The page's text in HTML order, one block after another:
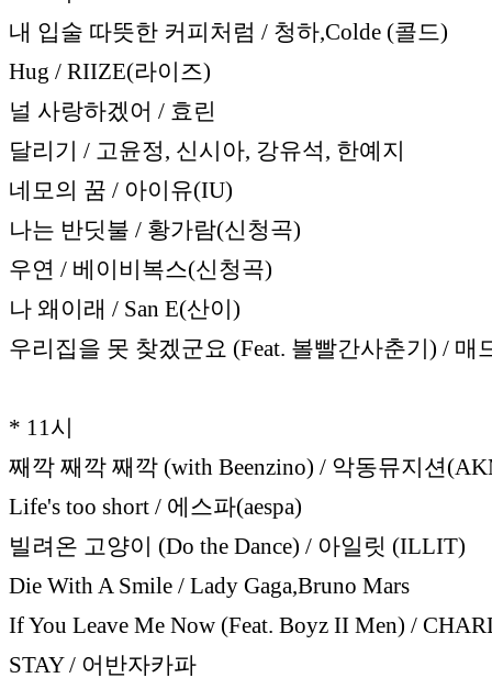
내 입술 따뜻한 커피처럼 / 청하,Colde (콜드)
Hug / RIIZE(라이즈)
널 사랑하겠어 / 효린
달리기 / 고윤정, 신시아, 강유석, 한예지
네모의 꿈 / 아이유(IU)
나는 반딧불 / 황가람(신청곡)
우연 / 베이비복스(신청곡)
나 왜이래 / San E(산이)
우리집을 못 찾겠군요 (Feat. 볼빨간사춘기) / 매
* 11시
째깍 째깍 째깍 (with Beenzino) / 악동뮤지션
Life's too short / 에스파(aespa)
빌려온 고양이 (Do the Dance) / 아일릿 (ILLIT)
Die With A Smile / Lady Gaga,Bruno Mars
If You Leave Me Now (Feat. Boyz II Men) /
STAY / 어반자카파